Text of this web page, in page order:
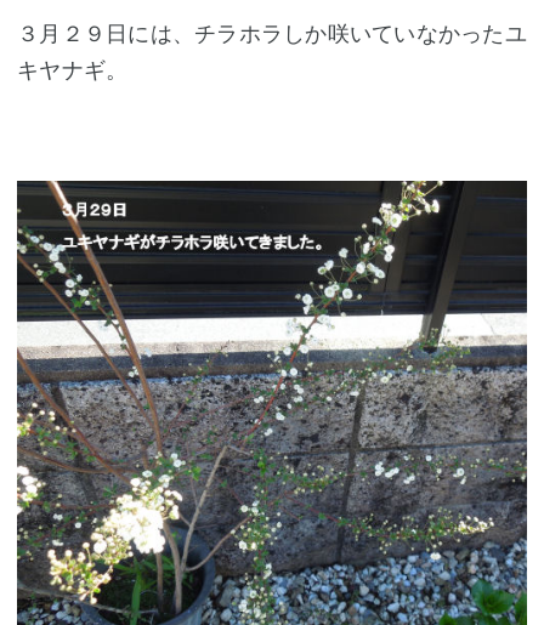
３月２９日には、チラホラしか咲いていなかったユ
キヤナギ。